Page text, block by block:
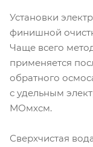
Установки
финишной
Чаще всего
применяется
обратного
с удельным
МОмхсм.
Сверхчистая